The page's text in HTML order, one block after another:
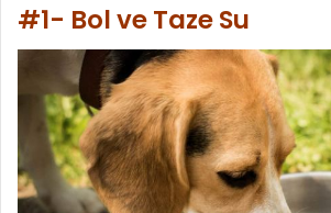
#1- Bol ve Taze Su